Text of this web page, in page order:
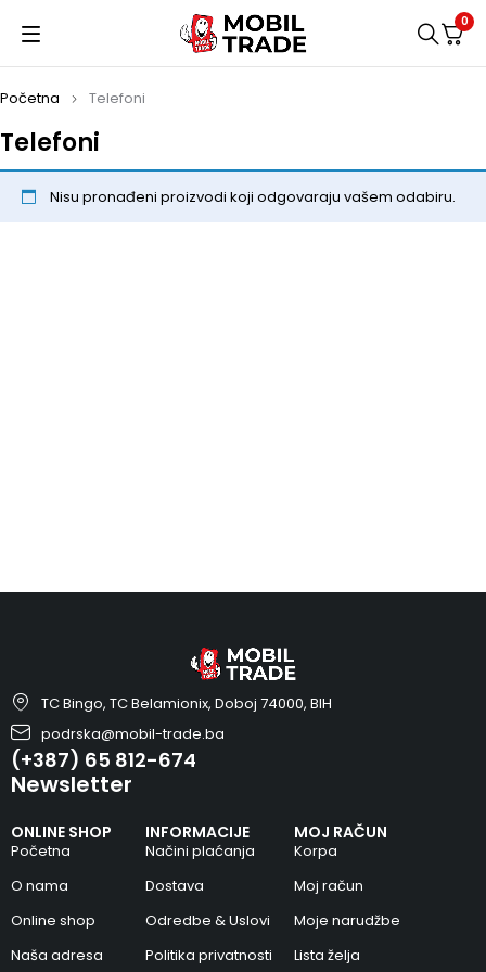
0
Telefoni
Početna Telefoni
Nisu pronađeni proizvodi koji odgovaraju vašem odabiru.
TC Bingo, TC Belamionix, Doboj 74000, BIH
podrska@mobil-trade.ba
(+387) 65 812-674
ONLINE SHOP
Početna
O nama
Online shop
Naša adresa
INFORMACIJE
Načini plaćanja
Dostava
Odredbe & Uslovi
Politika privatnosti
MOJ RAČUN
Korpa
Moj račun
Moje narudžbe
Lista želja
Newsletter